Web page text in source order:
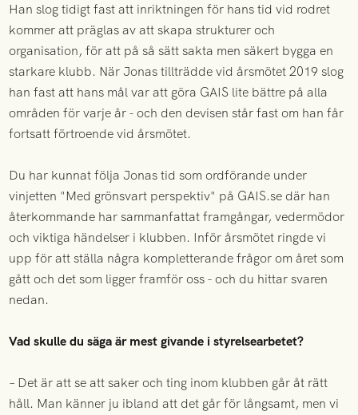
Han slog tidigt fast att inriktningen för hans tid vid rodret
kommer att präglas av att skapa strukturer och
organisation, för att på så sätt sakta men säkert bygga en
starkare klubb. När Jonas tillträdde vid årsmötet 2019 slog
han fast att hans mål var att göra GAIS lite bättre på alla
områden för varje år - och den devisen står fast om han får
fortsatt förtroende vid årsmötet.
Du har kunnat följa Jonas tid som ordförande under
vinjetten "Med grönsvart perspektiv" på GAIS.se där han
återkommande har sammanfattat framgångar, vedermödor
och viktiga händelser i klubben. Inför årsmötet ringde vi
upp för att ställa några kompletterande frågor om året som
gått och det som ligger framför oss - och du hittar svaren
nedan.
Vad skulle du säga är mest givande i styrelsearbetet?
– Det är att se att saker och ting inom klubben går åt rätt
håll. Man känner ju ibland att det går för långsamt, men vi